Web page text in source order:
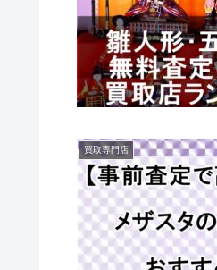
買取専門店